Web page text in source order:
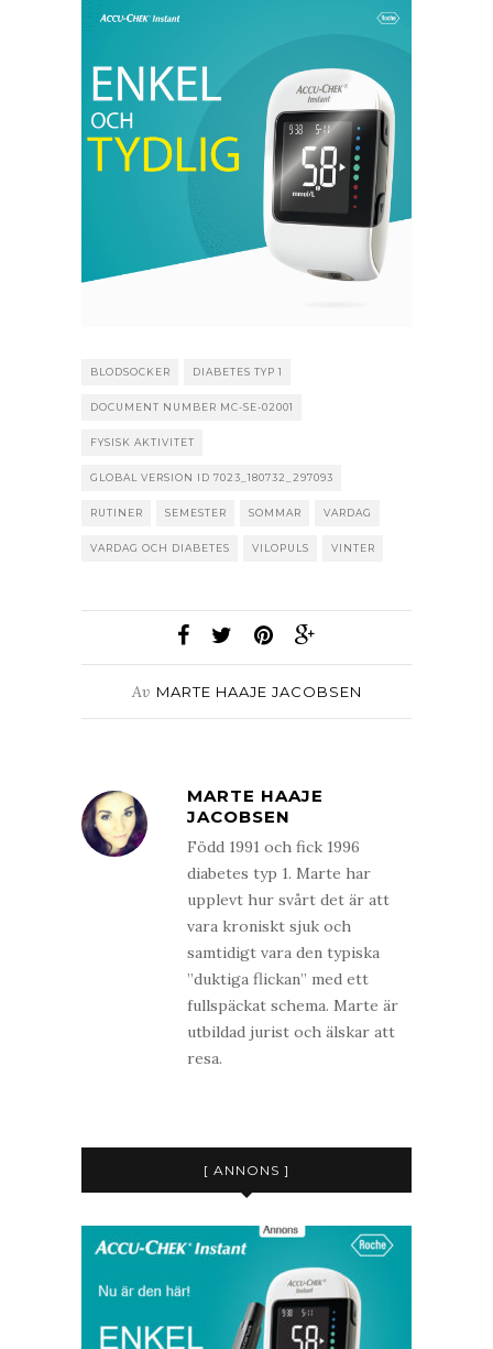
BLODSOCKER DIABETES TYP 1
DOCUMENT NUMBER MC-SE-02001
FYSISK AKTIVITET
GLOBAL VERSION ID 7023_180732_297093
RUTINER SEMESTER SOMMAR VARDAG
VARDAG OCH DIABETES VILOPULS VINTER
Av MARTE HAAJE JACOBSEN
MARTE HAAJE
JACOBSEN
Född 1991 och fick 1996
diabetes typ 1. Marte har
upplevt hur svårt det är att
vara kroniskt sjuk och
samtidigt vara den typiska
”duktiga flickan” med ett
fullspäckat schema. Marte är
utbildad jurist och älskar att
resa.
[ ANNONS ]